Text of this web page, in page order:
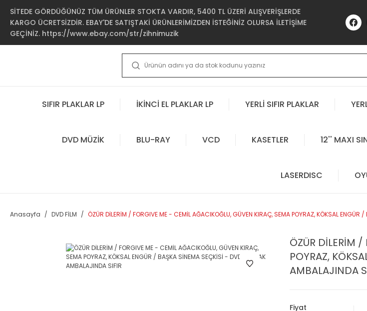
SİTEDE GÖRDÜĞÜNÜZ TÜM ÜRÜNLER STOKTA VARDIR, 5400 TL ÜZERİ ALIŞVERİŞLERDE
KARGO ÜCRETSİZDİR. EBAY'DE SATIŞTAKİ ÜRÜNLERİMİZDEN İSTEĞİNİZ OLURSA İLETİŞİME
GEÇİNİZ. https://www.ebay.com/str/zihnimuzik
SIFIR PLAKLAR LP İKİNCİ EL PLAKLAR LP YERLİ SIFIR PLAKLAR
DVD MÜZİK BLU-RAY VCD KASETLER 12'' MAXI
LASERDISC
Anasayfa DVD FİLM ÖZÜR DİLERİM / FORGIVE ME - CEMİL AĞACIKOĞLU, GÜVEN KIRAÇ, SEMA POYRAZ, KÖKSAL
ÖZÜR DİLERİM
POYRAZ,
AMBALAJINDA
Fiyat